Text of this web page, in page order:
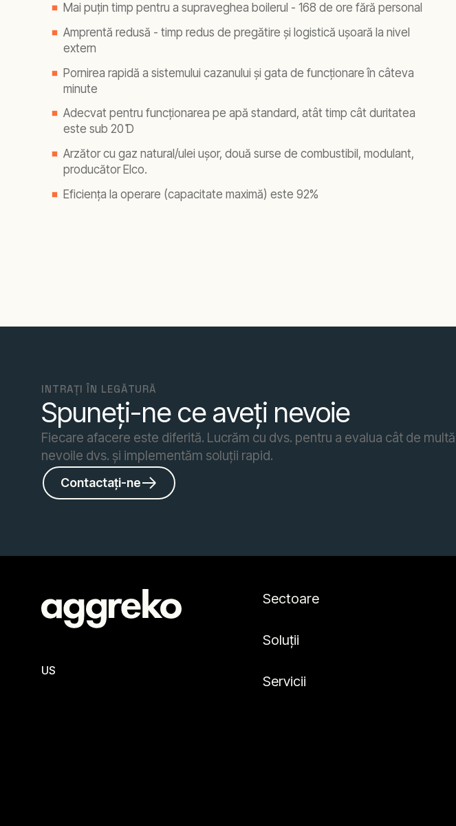
Mai puțin timp pentru a supraveghea boilerul - 168 de ore fără personal
Amprentă redusă - timp redus de pregătire și logistică ușoară la nivel
extern
Pornirea rapidă a sistemului cazanului și gata de funcționare în câteva
minute
Adecvat pentru funcționarea pe apă standard, atât timp cât duritatea
este sub 20 ̊D
Arzător cu gaz natural/ulei ușor, două surse de combustibil, modulant,
producător Elco.
Eficiența la operare (capacitate maximă) este 92%
INTRAȚI ÎN LEGĂTURĂ
Spuneți-ne ce aveți nevoie
Fiecare afacere este diferită. Lucrăm cu dvs. pentru a evalua cât de
nevoile dvs. și implementăm soluții rapid.
Contactați-ne
US
Sectoare
Soluții
Servicii